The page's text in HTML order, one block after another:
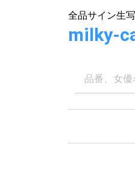
全品サイン生
milky-